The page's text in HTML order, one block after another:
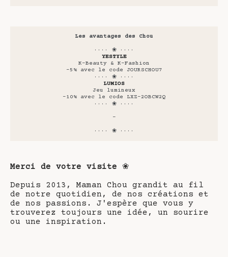
Les avantages des Chou
···· ❀ ····
YESTYLE
K-Beauty & K-Fashion
-5% avec le code JOURSCHOU7
···· ❀ ····
LUMIOS
Jeu lumineux
-10% avec le code LXZ-2OBCW2Q
···· ❀ ····
-
···· ❀ ····
Merci de votre visite ❀
Depuis 2013, Maman Chou grandit au fil
de notre quotidien, de nos créations et
de nos passions. J'espère que vous y
trouverez toujours une idée, un sourire
ou une inspiration.